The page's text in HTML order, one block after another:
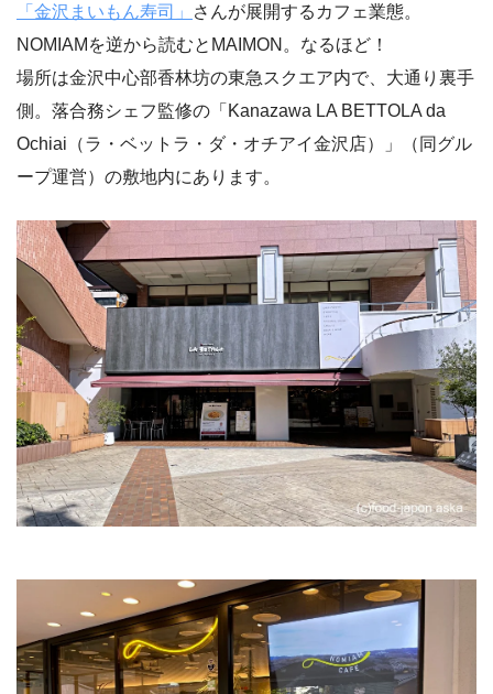
「金沢まいもん寿司」
さんが展開するカフェ業態。
NOMIAMを逆から読むとMAIMON。なるほど！
場所は金沢中心部香林坊の東急スクエア内で、大通り裏手
側。落合務シェフ監修の「Kanazawa LA BETTOLA da
Ochiai（ラ・ベットラ・ダ・オチアイ金沢店）」（同グル
ープ運営）の敷地内にあります。